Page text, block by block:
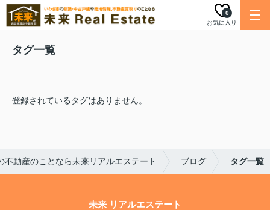
お気に入り
0
タグ一覧
登録されているタグはありません。
不動産のことなら未来リアルエステート ブログ タグ一覧
未来 リアルエステート